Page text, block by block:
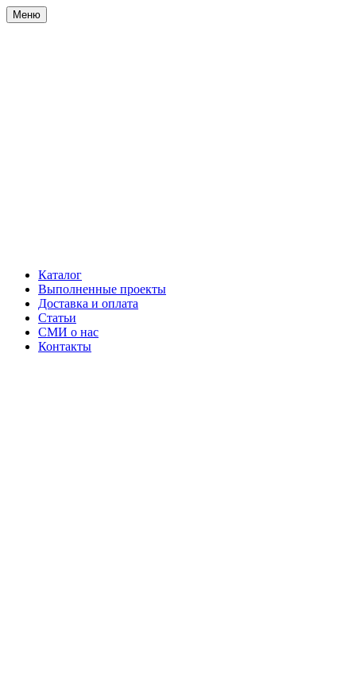
Меню
Каталог
Выполненные проекты
Доставка и оплата
Статьи
СМИ о нас
Контакты